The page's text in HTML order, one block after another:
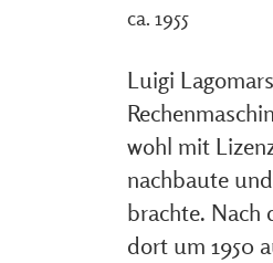
ca. 1955
Luigi
wohl mit
nachbaute
brachte. Nach
dort um 1950